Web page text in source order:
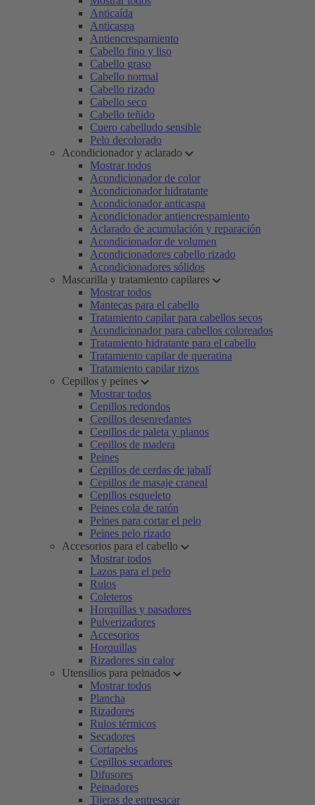
Anticaída
Anticaspa
Antiencrespamiento
Cabello fino y liso
Cabello graso
Cabello normal
Cabello rizado
Cabello seco
Cabello teñido
Cuero cabelludo sensible
Pelo decolorado
Acondicionador y aclarado
Mostrar todos
Acondicionador de color
Acondicionador hidratante
Acondicionador anticaspa
Acondicionador antiencrespamiento
Aclarado de acumulación y reparación
Acondicionador de volumen
Acondicionadores cabello rizado
Acondicionadores sólidos
Mascarilla y tratamiento capilares
Mostrar todos
Mantecas para el cabello
Tratamiento capilar para cabellos secos
Acondicionador para cabellos coloreados
Tratamiento hidratante para el cabello
Tratamiento capilar de queratina
Tratamiento capilar rizos
Cepillos y peines
Mostrar todos
Cepillos redondos
Cepillos desenredantes
Cepillos de paleta y planos
Cepillos de madera
Peines
Cepillos de cerdas de jabalí
Cepillos de masaje craneal
Cepillos esqueleto
Peines cola de ratón
Peines para cortar el pelo
Peines pelo rizado
Accesorios para el cabello
Mostrar todos
Lazos para el pelo
Rulos
Coleteros
Horquillas y pasadores
Pulverizadores
Accesorios
Horquillas
Rizadores sin calor
Utensilios para peinados
Mostrar todos
Plancha
Rizadores
Rulos térmicos
Secadores
Cortapelos
Cepillos secadores
Difusores
Peinadores
Tijeras de entresacar